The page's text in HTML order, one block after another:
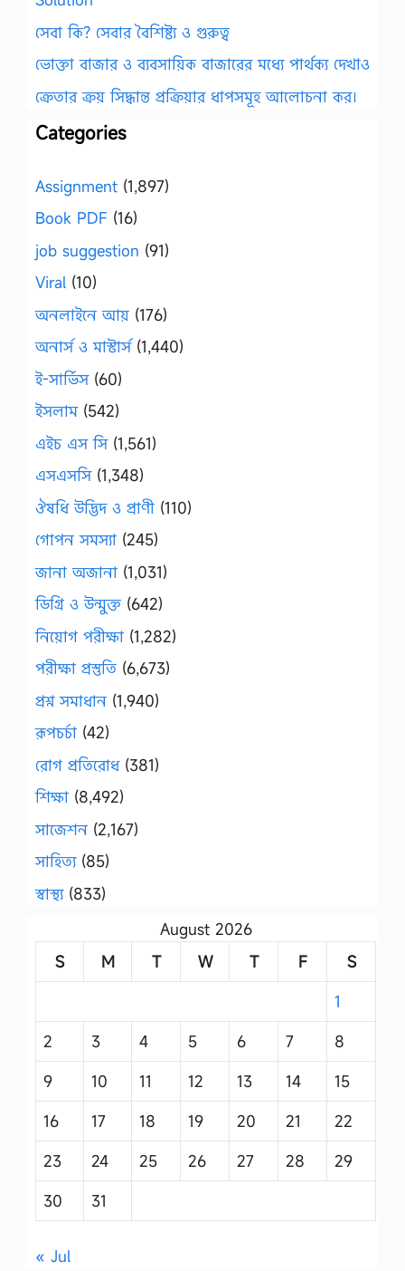
সেবা কি? সেবার বৈশিষ্ট্য ও গুরুত্ব
ভোক্তা বাজার ও ব্যবসায়িক বাজারের মধ্যে পার্থক্য দেখাও
ক্রেতার ক্রয় সিদ্ধান্ত প্রক্রিয়ার ধাপসমূহ আলোচনা কর।
Categories
Assignment (1,897)
Book PDF (16)
job suggestion (91)
Viral (10)
অনলাইনে আয় (176)
অনার্স ও মাস্টার্স(1,440)
ই-সার্ভিস(60)
ইসলাম(542)
এইচ এস সি(1,561)
এসএসসি(1,348)
ঔষধি উদ্ভিদ ও প্রাণী (110)
গোপন সমস্যা (245)
জানা অজানা (1,031)
ডিগ্রি ও উন্মুক্ত (642)
নিয়োগ পরীক্ষা (1,282)
পরীক্ষা প্রস্তুতি (6,673)
প্রশ্ন সমাধান (1,940)
রূপচর্চা (42)
রোগ প্রতিরোধ(381)
শিক্ষা (8,492)
সাজেশন (2,167)
সাহিত্য(85)
স্বাস্থ্য(833)
August 2026
S
M T W T F
S
1
2
3 4 5 6 7
8
9
10 11 12 13 14
15
16
17 18 19 20 21
22
23
24 25 26 27 28
29
30
31
« Jul